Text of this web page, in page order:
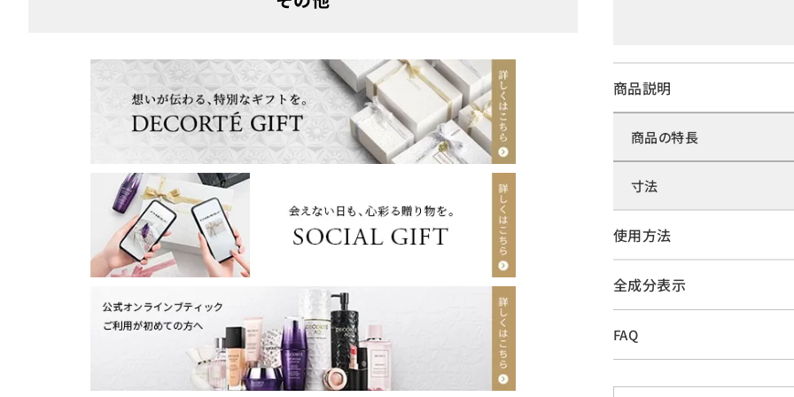
商品説明
商品の特長
寸法
使用方法
全成分表示
FAQ